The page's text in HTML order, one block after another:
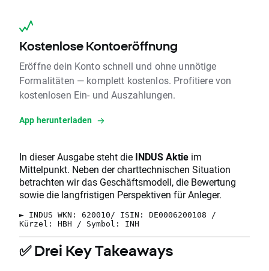
Kostenlose Kontoeröffnung
Eröffne dein Konto schnell und ohne unnötige
Formalitäten — komplett kostenlos. Profitiere von
kostenlosen Ein- und Auszahlungen.
App herunterladen
In dieser Ausgabe steht die INDUS Aktie im
Mittelpunkt. Neben der charttechnischen Situation
betrachten wir das Geschäftsmodell, die Bewertung
sowie die langfristigen Perspektiven für Anleger.
► INDUS WKN: 620010/ ISIN: DE0006200108 /
Kürzel: HBH / Symbol: INH
✅ Drei Key Takeaways